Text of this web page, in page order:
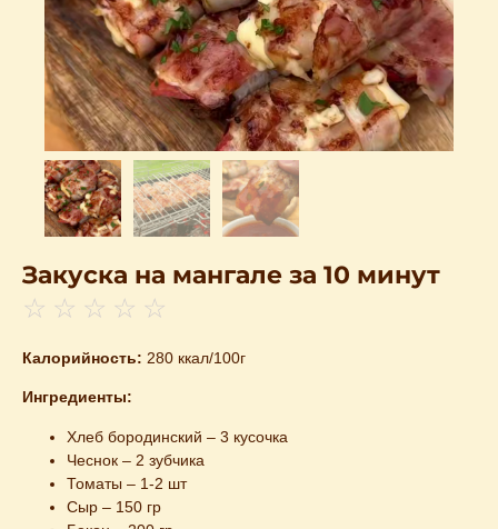
Закуска на мангале за 10 минут
☆ ☆ ☆ ☆ ☆
Калорийность: 280 ккал/100г
Ингредиенты:
Хлеб бородинский – 3 кусочка
Чеснок – 2 зубчика
Томаты – 1-2 шт
Сыр – 150 гр